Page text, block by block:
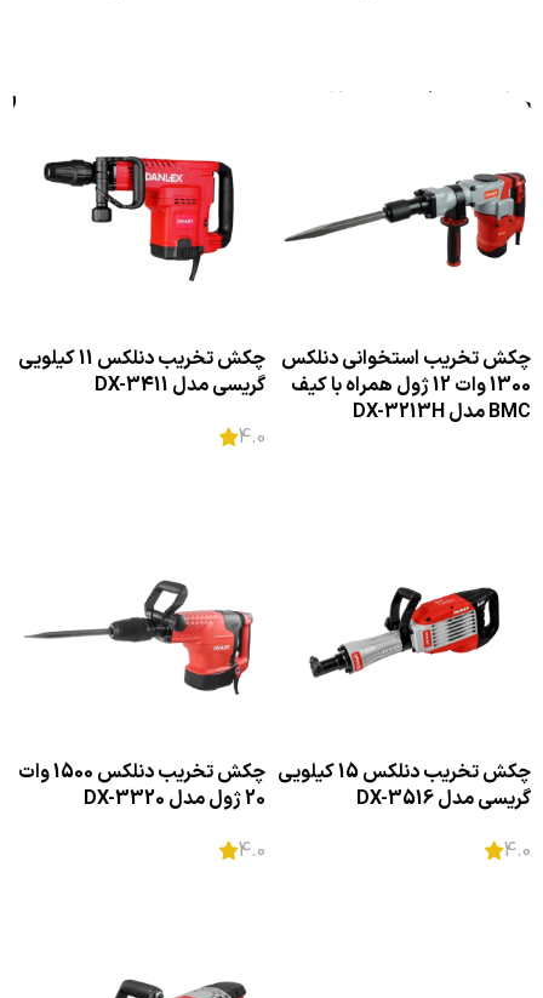
چکش تخریب دنلکس فیلترها
چکش تخریب استخوانی دنلکس
1300 وات 12 ژول همراه با کیف
BMC مدل DX-3213H
چکش تخریب دنلکس 11 کیلویی
گریسی مدل DX-3411
4.0
چکش تخریب دنلکس 15 کیلویی
گریسی مدل DX-3516
4.0
چکش تخریب دنلکس 1500 وات
20 ژول مدل DX-3320
4.0